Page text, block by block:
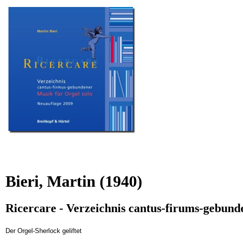
Bieri, Martin (1940)
Ricercare - Verzeichnis cantus-firums-
Der Orgel-Sherlock geliftet